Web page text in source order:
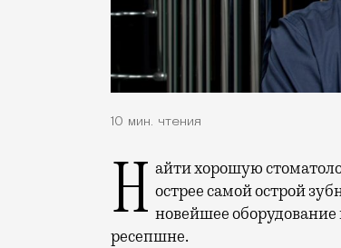
10 мин. чтения
Найти хорошую стоматологическую клинику в Москве — проблема едва ли не острее самой острой
новейшее
ресепшне.